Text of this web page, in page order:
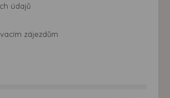
údajů
zájezdům